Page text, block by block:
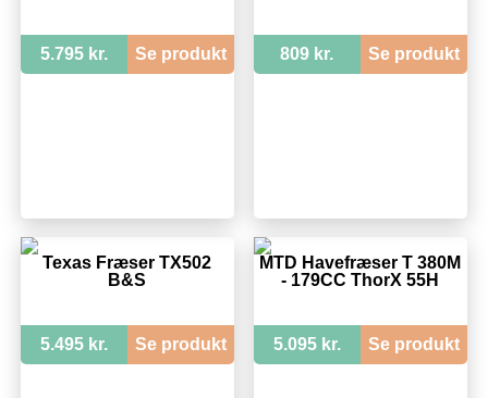
5.795 kr. Se produkt 809 kr. Se produkt
Texas Fræser TX502
B&S
5.495 kr. Se produkt
MTD Havefræser T 380M
- 179CC ThorX 55H
5.095 kr. Se produkt